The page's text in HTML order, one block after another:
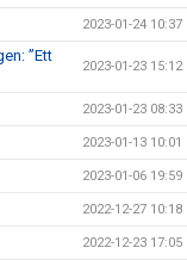
2023-01-24 10:37
”Ett
2023-01-23 15:12
2023-01-23 08:33
2023-01-13 10:01
2023-01-06 19:59
2022-12-27 10:18
2022-12-23 17:05